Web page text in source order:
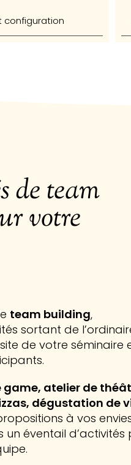
configuration
de team
votre
team building,
sortant de
de votre séminaire
atelier de
dégustation de
à vos
éventail d’activités